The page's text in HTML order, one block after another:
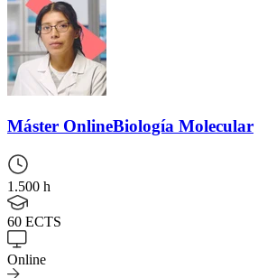
Máster OnlineBiología Molecular
1.500 h
60 ECTS
Online